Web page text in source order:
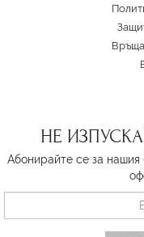
НЕ
Абонирайте се за нашия